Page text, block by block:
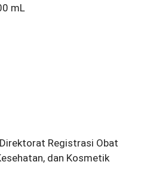
mL
Registrasi Obat
dan Kosmetik